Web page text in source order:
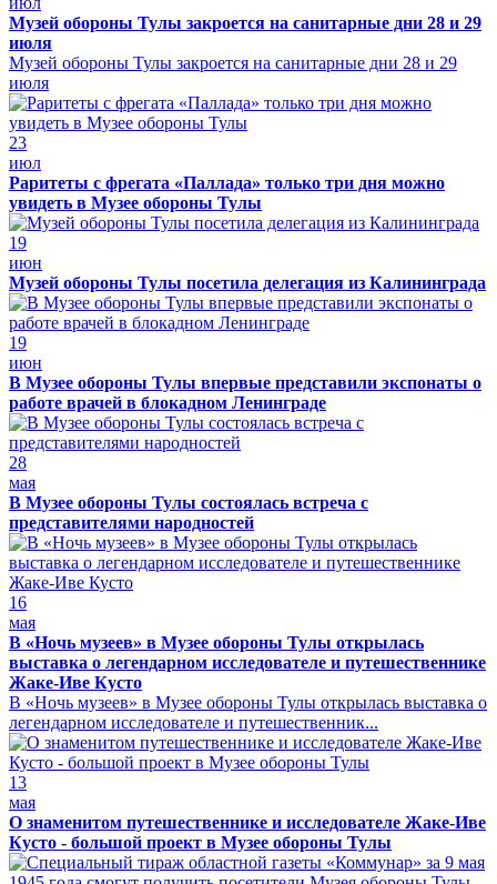
Музей обороны Тулы закроется на санитарные дни 28 и 29
июля
Музей обороны Тулы закроется на санитарные дни 28 и 29
июля
23
июл
Раритеты с фрегата «Паллада» только три дня можно
увидеть в Музее обороны Тулы
19
июн
Музей обороны Тулы посетила делегация из Калининграда
19
июн
В Музее обороны Тулы впервые представили экспонаты о
работе врачей в блокадном Ленинграде
28
мая
В Музее обороны Тулы состоялась встреча с
представителями народностей
16
мая
В «Ночь музеев» в Музее обороны Тулы открылась
выставка о легендарном исследователе и путешественнике
Жаке-Иве Кусто
В «Ночь музеев» в Музее обороны Тулы открылась выставка о
легендарном исследователе и путешественник...
13
мая
О знаменитом путешественнике и исследователе Жаке-Иве
Кусто - большой проект в Музее обороны Тулы